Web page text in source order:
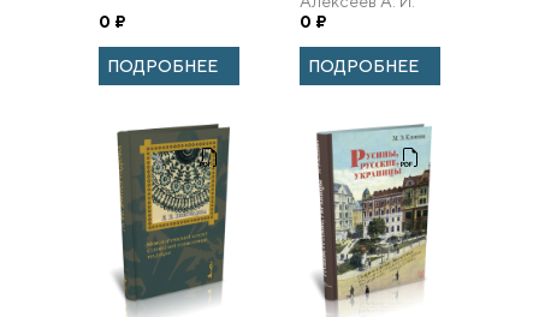
0 ₽
ПОДРОБНЕЕ
Руси.
0 ₽
ПОДРОБНЕЕ